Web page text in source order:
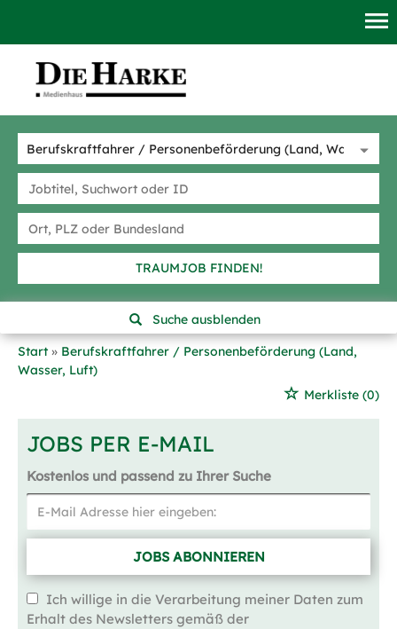
TRAUMJOB FINDEN!
Suche ausblenden
Start
Berufskraftfahrer / Personenbeförderung (Land,
Wasser, Luft)
Merkliste (0)
JOBS PER E-MAIL
Kostenlos und passend zu Ihrer Suche
JOBS ABONNIEREN
Ich willige in die Verarbeitung meiner Daten zum
Erhalt des Newsletters gemäß der